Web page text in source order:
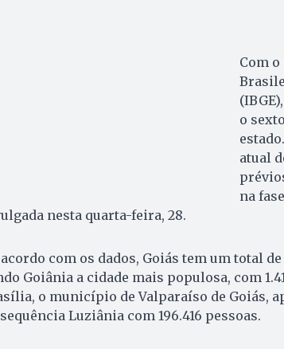
Com
o
atual
na
nesta quarta-feira, 28.
com os dados, Goiás tem um total
Goiânia a cidade mais populosa, com
o município de Valparaíso de Goiás,
Luziânia com 196.416 pessoas.